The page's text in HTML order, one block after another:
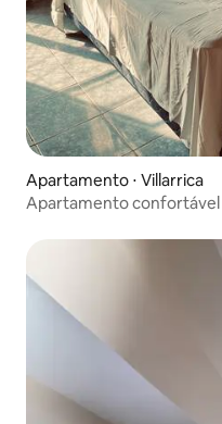
Apartamento ⋅ Villarrica
Apartamento confortável